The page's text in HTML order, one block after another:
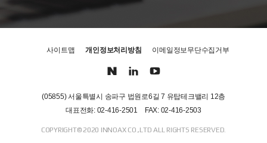
사이트맵 개인정보처리방침 이메일정보무단수집거부
(05855) 서울특별시 송파구 법원로6길 7 유탑테크밸리 12층
대표전화: 02-416-2501
FAX: 02-416-2503
COPYRIGHT© 2020 INNOAX CO.,LTD ALL RIGHTS RESERVED.